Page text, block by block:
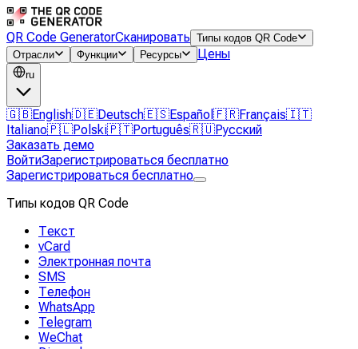
QR Code GeneratorСканировать Типы кодов QR Code
Отрасли
Функции Ресурсы Цены
ru
🇬🇧English🇩🇪Deutsch🇪🇸Español 🇫🇷Français🇮🇹
Italiano🇵🇱Polski🇵🇹Português🇷🇺Русский
Заказать демо
ВойтиЗарегистрироваться бесплатно
Зарегистрироваться бесплатно
Типы кодов QR Code
Текст
vCard
Электронная почта
SMS
Телефон
WhatsApp
Telegram
WeChat